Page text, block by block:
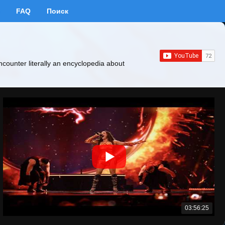
FAQ Поиск
literally an encyclopedia about
03:56:25